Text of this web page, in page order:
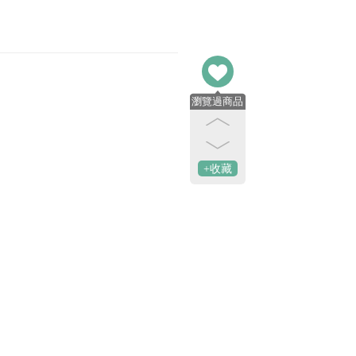
瀏覽過商品
+收藏